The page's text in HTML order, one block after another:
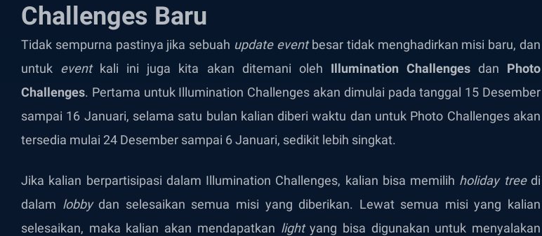
Challenges Baru
Tidak sempurna pastinya jika sebuah update eventbesar tidak menghadirkan misi baru, dan
untuk eventkali ini juga kita akan ditemani oleh Illumination Challenges dan Photo
Challenges. Pertama untuk Illumination Challenges akan dimulai pada tanggal 15 Desember
sampai 16 Januari, selama satu bulan kalian diberi waktu dan untuk Photo Challenges akan
tersedia mulai 24 Desember sampai 6 Januari, sedikit lebih singkat.
Jika kalian berpartisipasi dalam Illumination Challenges, kalian bisa memilih holiday treedi
dalam lobbydan selesaikan semua misi yang diberikan. Lewat semua misi yang kalian
selesaikan, maka kalian akan mendapatkan lightyang bisa digunakan untuk menyalakan